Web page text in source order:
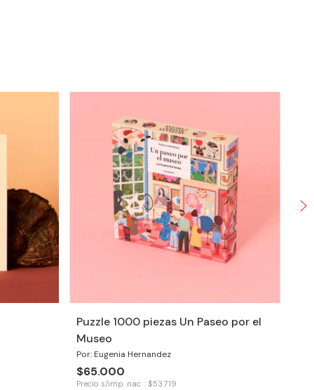
Puzzle 1000 piezas Un Paseo por el
Museo
Por: Eugenia Hernandez
$65.000
Precio s/imp. nac. : $53.719